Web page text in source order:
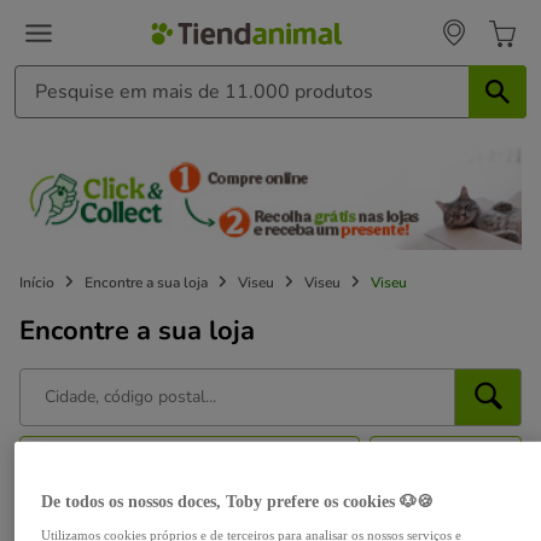
Início Encontre a sua loja Viseu Viseu Viseu
Encontre a sua loja
Aberto agora
De todos os nossos doces, Toby prefere os cookies 🐶🍪
Utilizamos cookies próprios e de terceiros para analisar os nossos serviços e